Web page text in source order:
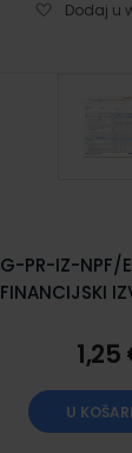
Dodaj u
G-PR-IZ-NPF/
FINANCIJSKI
29,7
1,25
U